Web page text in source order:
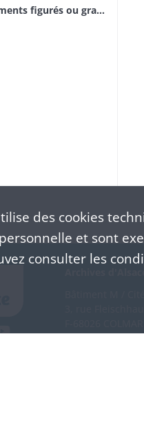
ou grand format
Bâtiment M /
(+33) 3 89 21
des cookies
et sont
consulter les